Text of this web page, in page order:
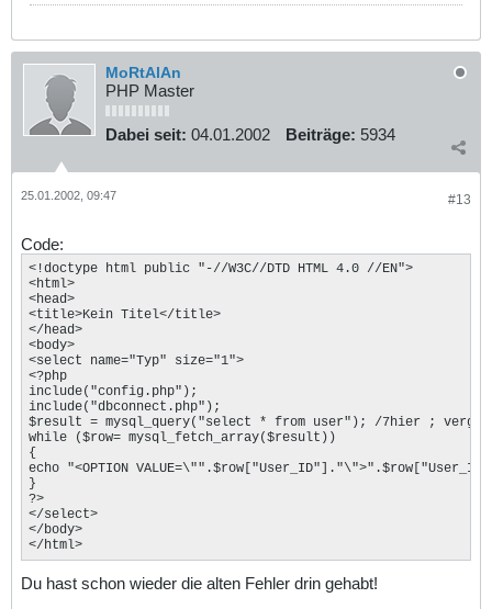
MoRtAlAn
PHP Master
Dabei seit: 04.01.2002 Beiträge: 5934
#13
25.01.2002, 09:47
Code:
<!doctype html public "-//W3C//DTD HTML 4.0 //EN">
<html>
<head>
<title>Kein Titel</title>
</head>
<body>
<select name="Typ" size="1">
<?php
include("config.php");
include("dbconnect.php");
$result = mysql_query("select * from user"); /7hier ;
while ($row= mysql_fetch_array($result))
{
echo "<OPTION
}
?>
</select>
</body>
</html>
Du hast schon wieder die alten Fehler drin gehabt!